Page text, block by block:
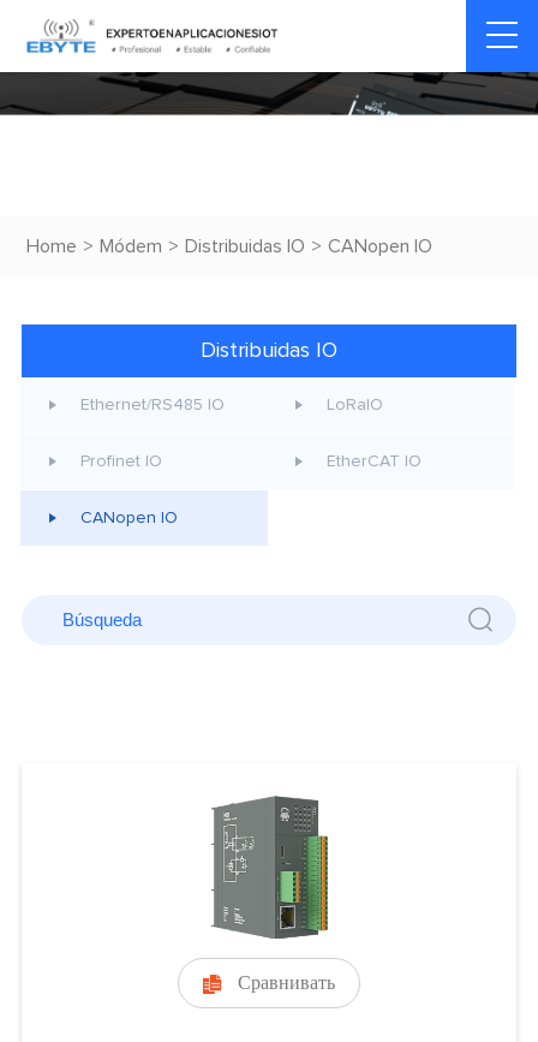
Home > Módem > Distribuidas IO > CANopen IO
Distribuidas IO
Ethernet/RS485 IO LoRaIO
Profinet IO EtherCAT IO
CANopen IO
 Сравнивать